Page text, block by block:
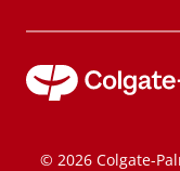
© 2026 Colgate-